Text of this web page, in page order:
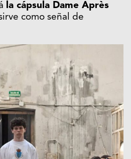
la cápsula Dame Après
como señal de